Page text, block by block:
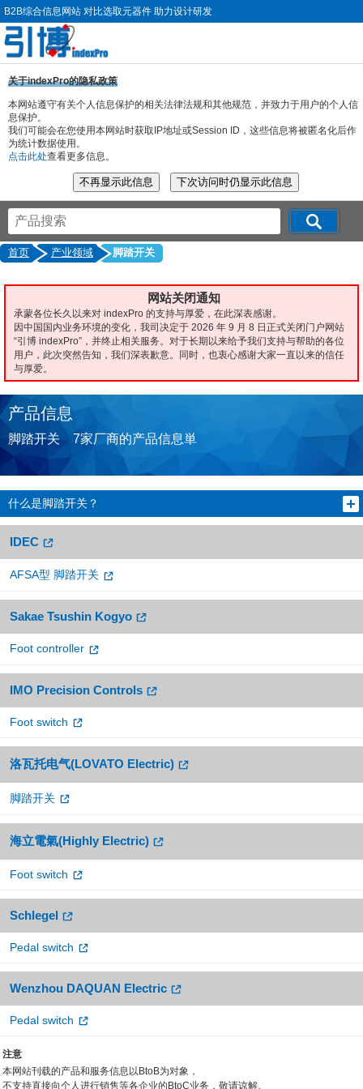
B2B综合信息网站 对比选取元器件 助力设计研发
关于indexPro的隐私政策
本网站遵守有关个人信息保护的相关法律法规和其他规范，并致力于用户的个人信
息保护。
我们可能会在您使用本网站时获取IP地址或Session ID，这些信息将被匿名化后作
为统计数据使用。
点击此处查看更多信息。
首页 产业领域 脚踏开关
网站关闭通知
承蒙各位长久以来对 indexPro 的支持与厚爱，在此深表感谢。
因中国国内业务环境的变化，我司决定于 2026 年 9 月 8 日正式关闭门户网站
“引博 indexPro”，并终止相关服务。对于长期以来给予我们支持与帮助的各位
用户，此次突然告知，我们深表歉意。同时，也衷心感谢大家一直以来的信任
与厚爱。
产品信息
脚踏开关 7家厂商的产品信息単
什么是脚踏开关？
IDEC
AFSA型 脚踏开关
Sakae Tsushin Kogyo
Foot controller
IMO Precision Controls
Foot switch
洛瓦托电气(LOVATO Electric)
脚踏开关
海立電氣(Highly Electric)
Foot switch
Schlegel
Pedal switch
Wenzhou DAQUAN Electric
Pedal switch
注意
本网站刊载的产品和服务信息以BtoB为对象，
不支持直接向个人进行销售等各企业的BtoC业务，敬请谅解。